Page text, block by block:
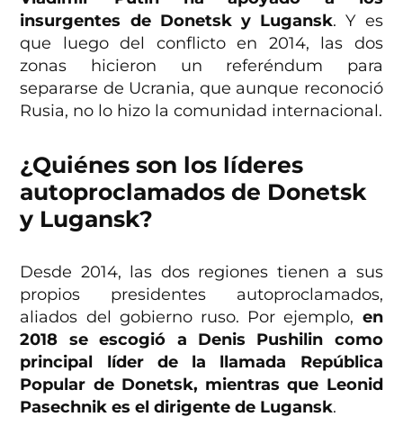
insurgentes de Donetsk y Lugansk. Y es
que luego del conflicto en 2014, las dos
zonas hicieron un referéndum para
separarse de Ucrania, que aunque reconoció
Rusia, no lo hizo la comunidad internacional.
¿Quiénes son los líderes
autoproclamados de Donetsk
y Lugansk?
Desde 2014, las dos regiones tienen a sus
propios presidentes autoproclamados,
aliados del gobierno ruso. Por ejemplo, en
2018 se escogió a Denis Pushilin como
principal líder de la llamada República
Popular de Donetsk, mientras que Leonid
Pasechnik es el dirigente de Lugansk.